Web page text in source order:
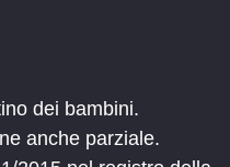
dei bambini.
anche parziale.